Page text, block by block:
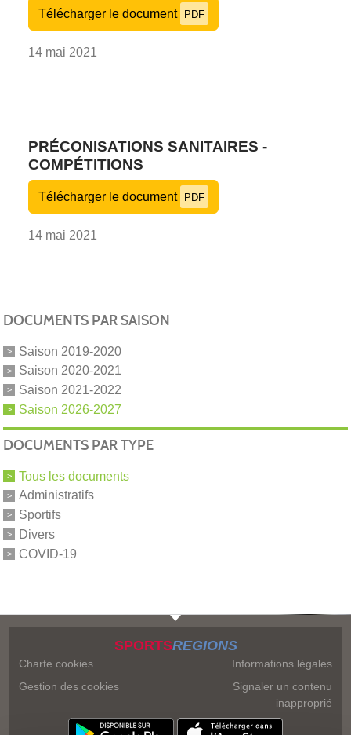
Télécharger le document PDF
14 mai 2021
PRÉCONISATIONS SANITAIRES -
COMPÉTITIONS
Télécharger le document PDF
14 mai 2021
DOCUMENTS PAR SAISON
Saison 2019-2020
Saison 2020-2021
Saison 2021-2022
Saison 2026-2027
DOCUMENTS PAR TYPE
Tous les documents
Administratifs
Sportifs
Divers
COVID-19
SPORTSREGIONS
Charte cookies
Gestion des cookies
Informations légales
Signaler un contenu
inapproprié